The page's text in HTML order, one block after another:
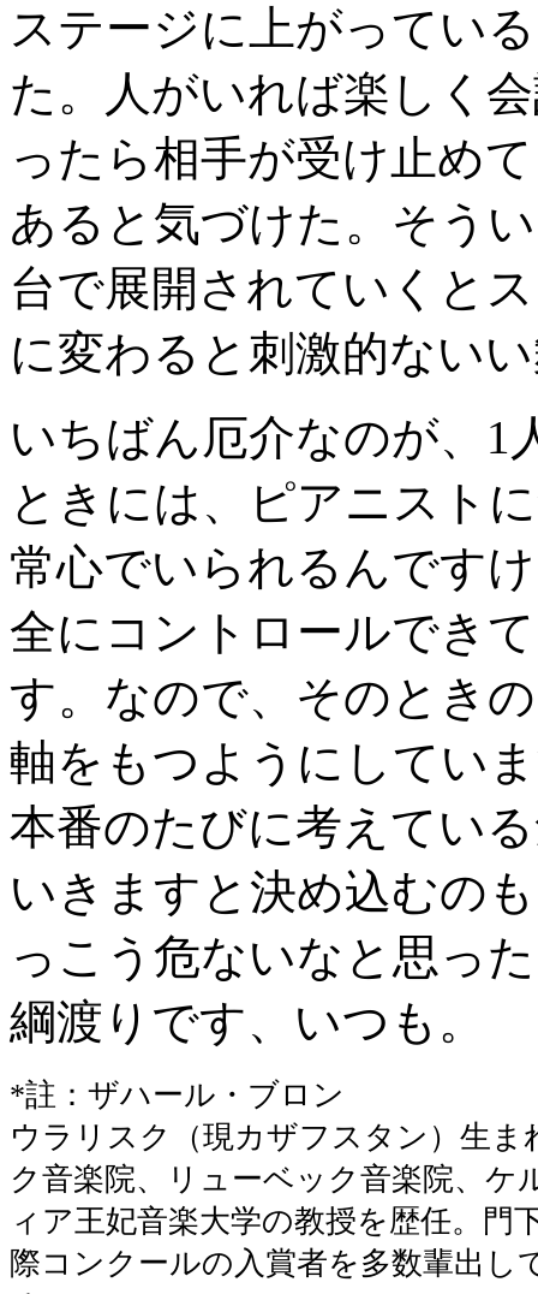
ステージに上がってい
た。人がいれば楽しく
ったら相手が受け止め
あると気づけた。そう
台で展開されていくと
に変わると刺激的ない
いちばん厄介なのが、1
ときには、ピアニスト
常心でいられるんです
全にコントロールでき
す。なので、そのとき
軸をもつようにしてい
本番のたびに考えてい
いきますと決め込むの
っこう危ないなと思っ
綱渡りです、いつも。
*註：ザハール・ブロン
ウラリスク（現カザフスタン）生
ク音楽院、リューベック音楽院、
ィア王妃音楽大学の教授を歴任。
際コンクールの入賞者を多数輩出し